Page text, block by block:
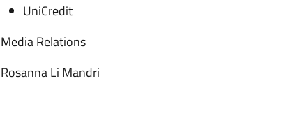
UniCredit
Media Relations
Rosanna Li Mandri